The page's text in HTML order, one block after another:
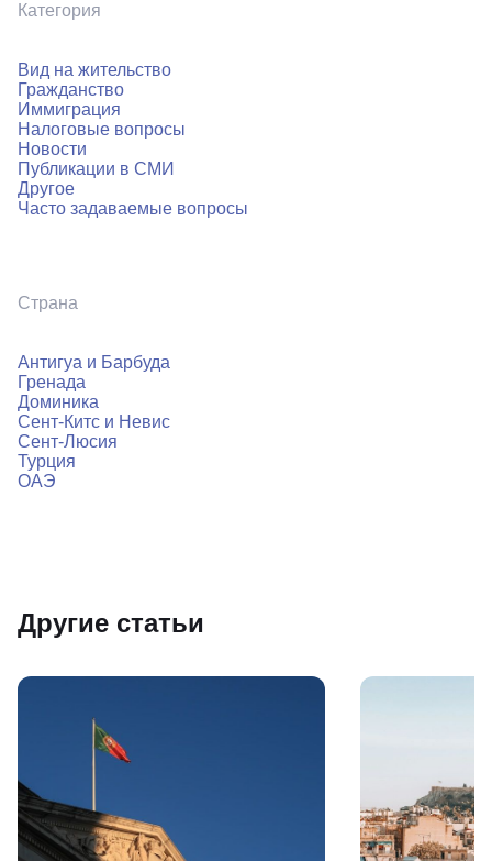
Категория
Вид на жительство
Гражданство
Иммиграция
Налоговые вопросы
Новости
Публикации в СМИ
Другое
Часто задаваемые вопросы
Страна
Антигуа и Барбуда
Гренада
Доминика
Сент-Китс и Невис
Сент-Люсия
Турция
ОАЭ
Другие статьи